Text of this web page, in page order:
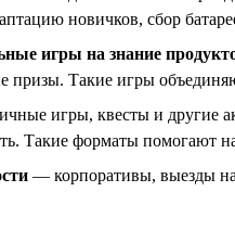
новичков, сбор
игры на знание
призы. Такие игры
игры, квесты и другие
Такие форматы
— корпоративы, выезды на